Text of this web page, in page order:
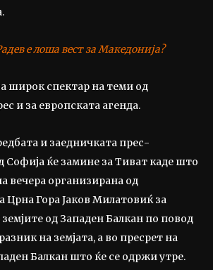
е лоша вест за Македонија?
широк спектар на теми од
и за европската агенда.
и заедничката прес-
Софија ќе замине за Тиват каде што
вечера организирана од
Црна Гора Јаков Милатовиќ за
од Западен Балкан по повод
на земјата, а во пресрет на
Балкан што ќе се одржи утре.